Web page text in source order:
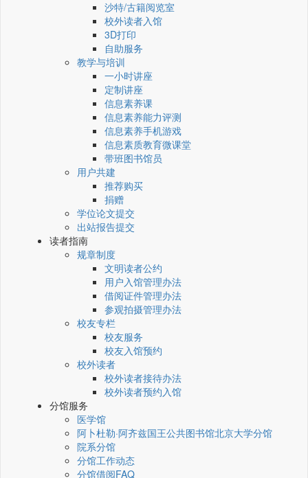
沙特/古籍阅览室
校外读者入馆
3D打印
自助服务
教学与培训
一小时讲座
定制讲座
信息素养课
信息素养能力评测
信息素养手机游戏
信息素质教育微课堂
带班图书馆员
用户共建
推荐购买
捐赠
学位论文提交
出站报告提交
读者指南
规章制度
文明读者公约
用户入馆管理办法
借阅证件管理办法
参观拍摄管理办法
校友专栏
校友服务
校友入馆预约
校外读者
校外读者接待办法
校外读者预约入馆
分馆服务
医学馆
阿卜杜勒·阿齐兹国王公共图书馆北京大学分馆
院系分馆
分馆工作动态
分馆借阅FAQ